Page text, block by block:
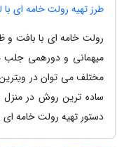
طرز تهیه رولت خامه ای
رولت خامه ای با بافت
میهمانی و دورهمی جلب
مختلف می توان در
ساده ترین روش در
دستور تهیه رولت خامه